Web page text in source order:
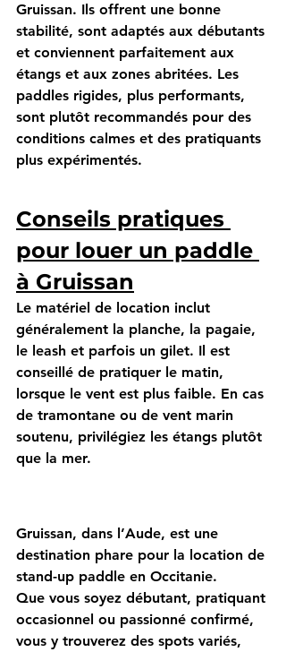
Gruissan. Ils offrent une bonne
stabilité, sont adaptés aux débutants
et conviennent parfaitement aux
étangs et aux zones abritées. Les
paddles rigides, plus performants,
sont plutôt recommandés pour des
conditions calmes et des pratiquants
plus expérimentés.
Conseils pratiques
pour louer un paddle
à Gruissan
Le matériel de location inclut
généralement la planche, la pagaie,
le leash et parfois un gilet. Il est
conseillé de pratiquer le matin,
lorsque le vent est plus faible. En cas
de tramontane ou de vent marin
soutenu, privilégiez les étangs plutôt
que la mer.
Gruissan, dans l’Aude, est une
destination phare pour la location de
stand-up paddle en Occitanie.
Que vous soyez débutant, pratiquant
occasionnel ou passionné confirmé,
vous y trouverez des spots variés,